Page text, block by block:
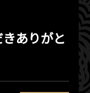
ありがと